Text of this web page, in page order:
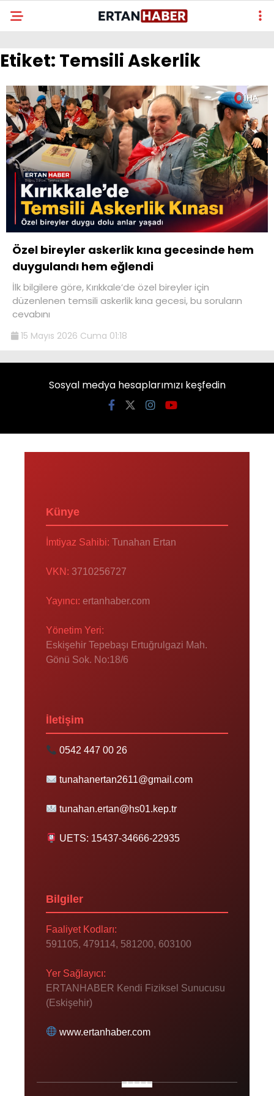
Etiket: Temsili Askerlik
Özel bireyler askerlik kına gecesinde hem
duygulandı hem eğlendi
İlk bilgilere göre, Kırıkkale’de özel bireyler için
düzenlenen temsili askerlik kına gecesi, bu soruların
cevabını
15 Mayıs 2026 Cuma 01:18
Sosyal medya hesaplarımızı keşfedin
Künye
İmtiyaz Sahibi: Tunahan Ertan
VKN: 3710256727
Yayıncı: ertanhaber.com
Yönetim Yeri:
Eskişehir Tepebaşı Ertuğrulgazi Mah.
Gönü Sok. No:18/6
İletişim
0542 447 00 26
tunahanertan2611@gmail.com
tunahan.ertan@hs01.kep.tr
UETS: 15437-34666-22935
Bilgiler
Faaliyet Kodları:
591105, 479114, 581200, 603100
Yer Sağlayıcı:
ERTANHABER Kendi Fiziksel Sunucusu
(Eskişehir)
www.ertanhaber.com